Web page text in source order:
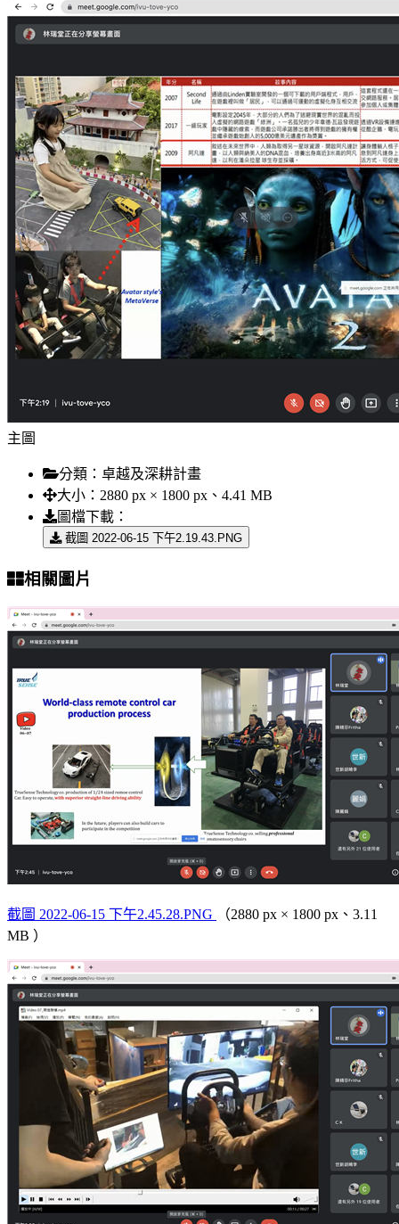
主圖
分類： 卓越及深耕計畫
大小： 2880 px × 1800 px、4.41 MB
圖檔下載：
截圖 2022-06-15 下午2.19.43.PNG
相關圖片
截圖 2022-06-15 下午2.45.28.PNG
（2880 px × 1800 px、3.11
MB ）